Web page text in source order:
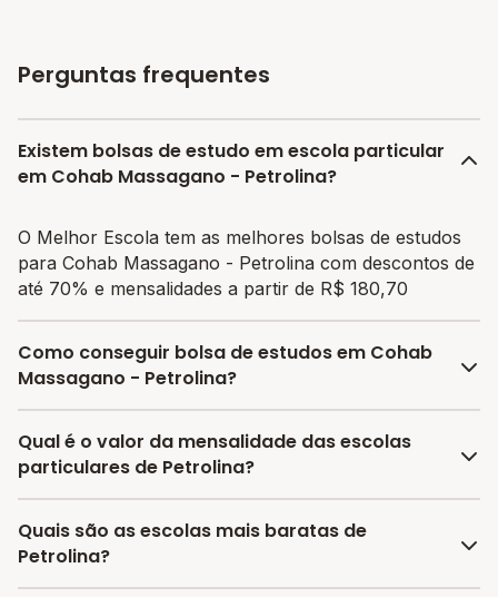
Perguntas frequentes
Existem bolsas de estudo em escola particular
em Cohab Massagano - Petrolina?
O Melhor Escola tem as melhores bolsas de estudos
para Cohab Massagano - Petrolina com descontos de
até 70% e mensalidades a partir de R$ 180,70
Como conseguir bolsa de estudos em Cohab
Massagano - Petrolina?
O programa de bolsa do Melhor Escola disponibiliza
vagas com até 80% de desconto nas mensalidades.
pré-matrícula no site.
Qual é o valor da mensalidade das escolas
particulares de Petrolina?
A média da mensalidade em Petrolina é de R$ 370,35
reais, sendo a mensalidade mais barata R$ 180,70 e a
Quais são as escolas mais baratas de
Petrolina?